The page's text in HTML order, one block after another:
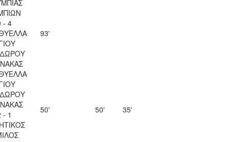
- 4
93'
- 1
50' 50' 35'